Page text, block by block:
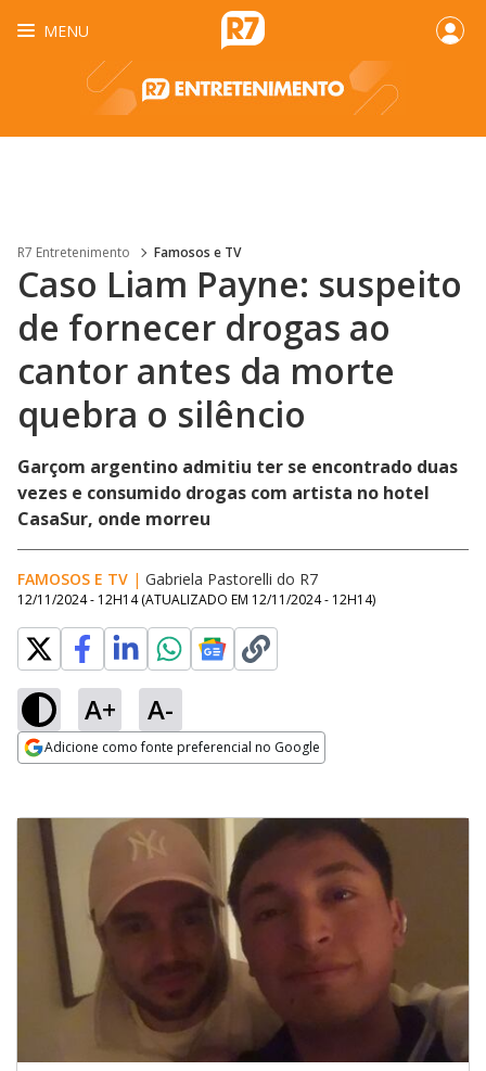
MENU
R7 Entretenimento Famosos e TV
Caso Liam Payne: suspeito
de fornecer drogas ao
cantor antes da morte
quebra o silêncio
Garçom argentino admitiu ter se encontrado duas
vezes e consumido drogas com artista no hotel
CasaSur, onde morreu
FAMOSOS E TV | Gabriela Pastorelli do R7
12/11/2024 - 12H14 (ATUALIZADO EM 12/11/2024 - 12H14)
A+ A-
Adicione como fonte preferencial no Google